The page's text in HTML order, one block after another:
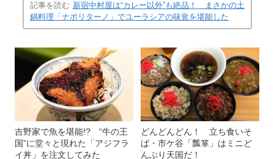
記事を読む 新宿中村屋は“カレー以外”も絶品！ まさかの土
鍋料理「ナポリターノ」でユーラシアの味覚を堪能した
吉野家で魚を堪能!? “牛の王
国”に堂々と現れた「アジフラ
イ丼」を注文してみた
どんどんどん！ 立ち食いそ
ば・市ケ谷「瓢箪」はミニど
んぶり天国だ！